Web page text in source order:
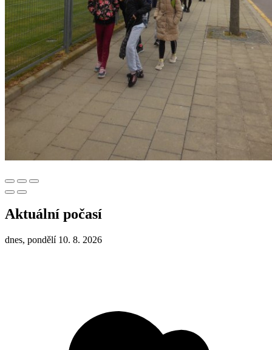
Aktuální počasí
dnes, pondělí 10. 8. 2026